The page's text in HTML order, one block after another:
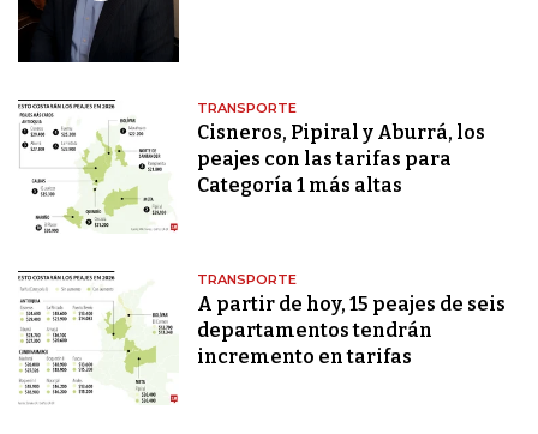
TRANSPORTE
Cisneros, Pipiral y Aburrá, los
peajes con las tarifas para
Categoría 1 más altas
TRANSPORTE
A partir de hoy, 15 peajes de seis
departamentos tendrán
incremento en tarifas